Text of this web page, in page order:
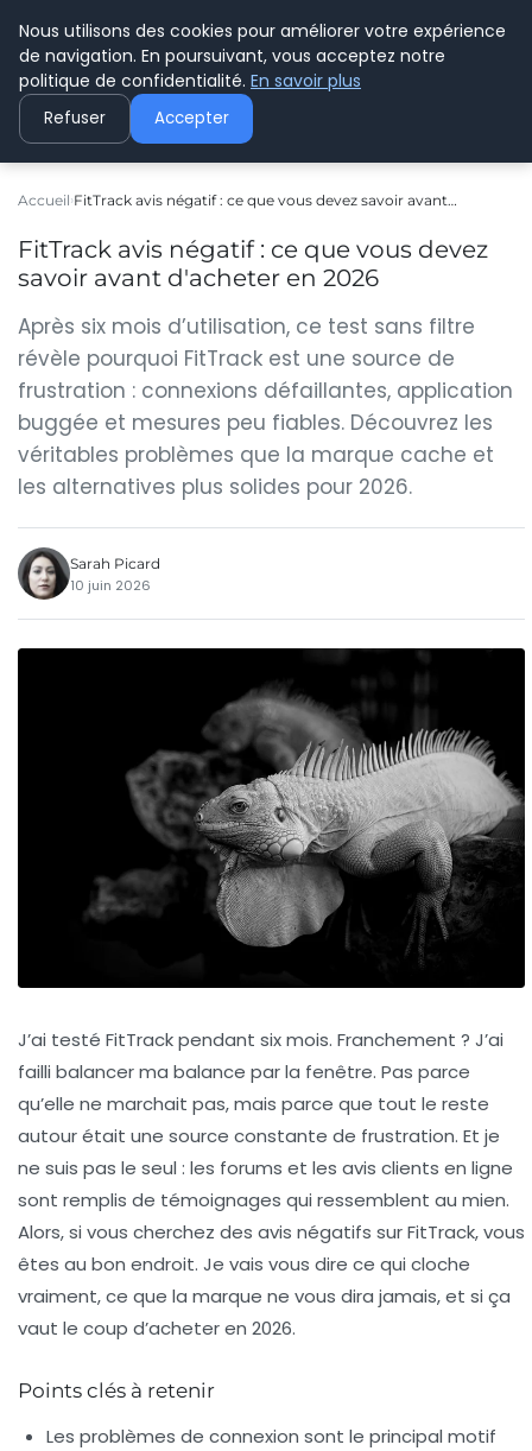
C PLUSPLUS
Accueil FitTrack avis négatif : ce que vous devez savoir avant…
FitTrack avis négatif : ce que vous devez
savoir avant d'acheter en 2026
Après six mois d’utilisation, ce test sans filtre
révèle pourquoi FitTrack est une source de
frustration : connexions défaillantes, application
buggée et mesures peu fiables. Découvrez les
véritables problèmes que la marque cache et
les alternatives plus solides pour 2026.
Sarah Picard
10 juin 2026
J’ai testé FitTrack pendant six mois. Franchement ? J’ai
failli balancer ma balance par la fenêtre. Pas parce
qu’elle ne marchait pas, mais parce que tout le reste
autour était une source constante de frustration. Et je
ne suis pas le seul : les forums et les avis clients en ligne
sont remplis de témoignages qui ressemblent au mien.
Alors, si vous cherchez des avis négatifs sur FitTrack, vous
êtes au bon endroit. Je vais vous dire ce qui cloche
vraiment, ce que la marque ne vous dira jamais, et si ça
vaut le coup d’acheter en 2026.
Points clés à retenir
Les problèmes de connexion sont le principal motif
Nous utilisons des cookies pour améliorer votre expérience
de navigation. En poursuivant, vous acceptez notre
politique de confidentialité. En savoir plus
Refuser Accepter